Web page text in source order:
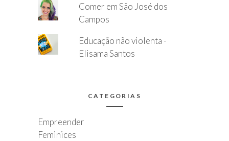
Comer em São José dos
Campos
Educação não violenta -
Elisama Santos
CATEGORIAS
Empreender
Feminices